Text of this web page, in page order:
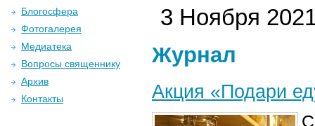
3 Ноября
Журнал
Акция «Подари
Блогосфера
Фотогалерея
Медиатека
Вопросы священнику
Архив
Контакты